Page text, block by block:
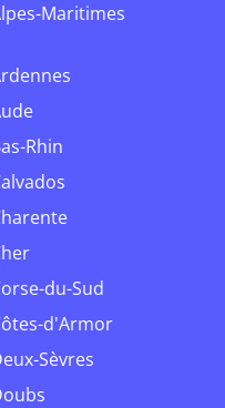
Alpes-Maritimes
Ardennes
Aude
Bas-Rhin
Calvados
Charente
Cher
Corse-du-Sud
Côtes-d'Armor
Deux-Sèvres
Doubs